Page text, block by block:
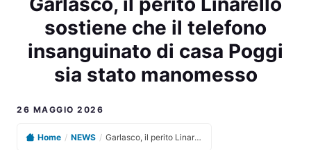
sostiene che il telefono
insanguinato di casa Poggi
sia stato manomesso
26 MAGGIO 2026
Home / NEWS / Garlasco, il perito Linarello sostiene che il telefono insanguinato di casa Poggi sia stato manomesso